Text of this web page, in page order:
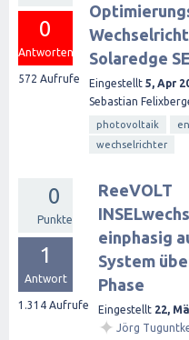
0
Antworten
572 Aufrufe
Solaredge
Eingestellt 5, Apr
Sebastian
photovoltaik
wechselrichter
0
Punkte
1
Antwort
1.314 Aufrufe
ReeVOLT
einphasig
System
Phase
Eingestellt 22,
✦ Jörg